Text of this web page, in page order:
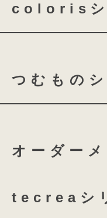
basie
colorisシ
coloris
つむもの
つむもの
オーダー
tecreaシ